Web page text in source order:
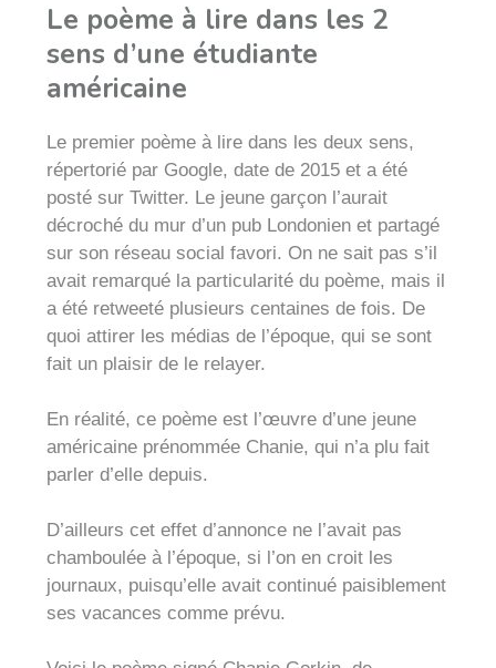
Le poème à lire dans les 2
sens d’une étudiante
américaine
Le premier poème à lire dans les deux sens,
répertorié par Google, date de 2015 et a été
posté sur Twitter. Le jeune garçon l’aurait
décroché du mur d’un pub Londonien et partagé
sur son réseau social favori. On ne sait pas s’il
avait remarqué la particularité du poème, mais il
a été retweeté plusieurs centaines de fois. De
quoi attirer les médias de l’époque, qui se sont
fait un plaisir de le relayer.
En réalité, ce poème est l’œuvre d’une jeune
américaine prénommée Chanie, qui n’a plu fait
parler d’elle depuis.
D’ailleurs cet effet d’annonce ne l’avait pas
chamboulée à l’époque, si l’on en croit les
journaux, puisqu’elle avait continué paisiblement
ses vacances comme prévu.